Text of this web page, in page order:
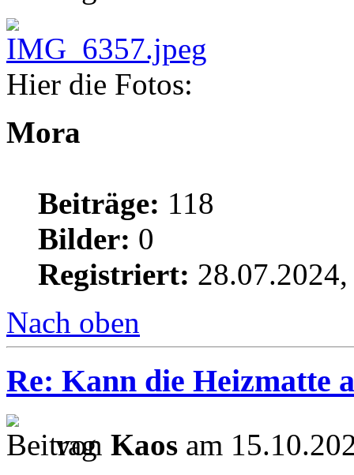
Hier die Fotos:
Mora
Beiträge: 118
Bilder: 0
Registriert:
Nach oben
Re: Kann die Heizmatte
von Kaos am